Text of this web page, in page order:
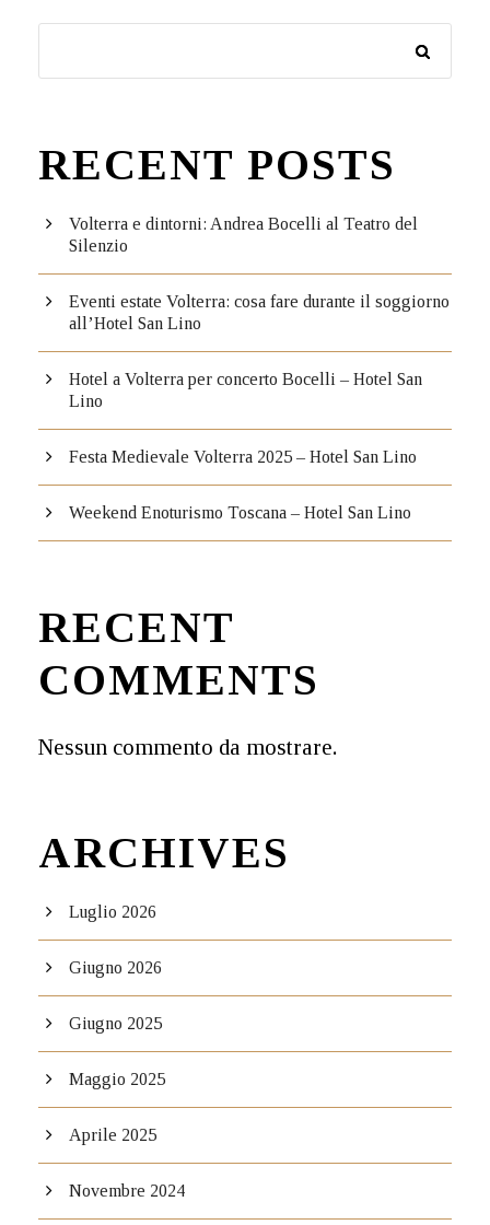
RECENT POSTS
Volterra e dintorni: Andrea Bocelli al Teatro del
Silenzio
Eventi estate Volterra: cosa fare durante il soggiorno
all’Hotel San Lino
Hotel a Volterra per concerto Bocelli – Hotel San
Lino
Festa Medievale Volterra 2025 – Hotel San Lino
Weekend Enoturismo Toscana – Hotel San Lino
RECENT
COMMENTS
Nessun commento da mostrare.
ARCHIVES
Luglio 2026
Giugno 2026
Giugno 2025
Maggio 2025
Aprile 2025
Novembre 2024